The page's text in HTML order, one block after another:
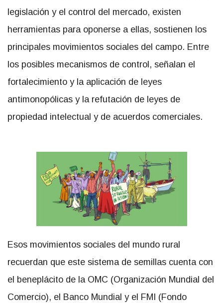
legislación y el control del mercado, existen
herramientas para oponerse a ellas, sostienen los
principales movimientos sociales del campo. Entre
los posibles mecanismos de control, señalan el
fortalecimiento y la aplicación de leyes
antimonopólicas y la refutación de leyes de
propiedad intelectual y de acuerdos comerciales.
Esos movimientos sociales del mundo rural
recuerdan que este sistema de semillas cuenta con
el beneplácito de la OMC (Organización Mundial del
Comercio), el Banco Mundial y el FMI (Fondo